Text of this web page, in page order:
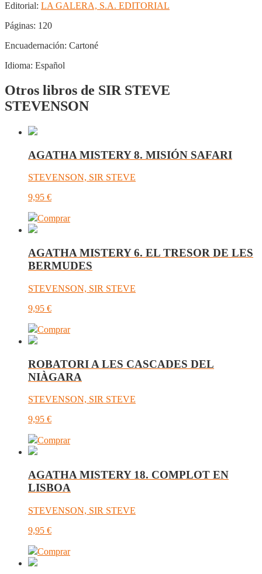
Editorial: LA GALERA, S.A. EDITORIAL
Páginas: 120
Encuadernación: Cartoné
Idioma: Español
Otros libros de SIR STEVE
STEVENSON
AGATHA MISTERY 8. MISIÓN SAFARI
STEVENSON, SIR STEVE
9,95 €
Comprar
AGATHA MISTERY 6. EL TRESOR DE LES
BERMUDES
STEVENSON, SIR STEVE
9,95 €
Comprar
ROBATORI A LES CASCADES DEL
NIÀGARA
STEVENSON, SIR STEVE
9,95 €
Comprar
AGATHA MISTERY 18. COMPLOT EN
LISBOA
STEVENSON, SIR STEVE
9,95 €
Comprar